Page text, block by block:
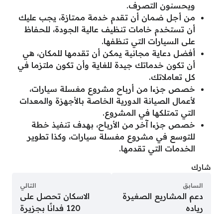
ويحسنون التصرف.
من أجل ضمان أن تقدم خدمة ممتازة، يجب عليك
أن تستخدم خامات تنظيف عالية الجودة، للحفاظ
على السيارات التي تنظفها.
أفضل دعاية مجانية يمكن أن تقدمها للمكان، هي
أن تكون خدماتك جيدة للغاية وأن تكون ملتزما في
كل تعاملاتك.
خصص جزءا من أرباح مشروع مغسلة سيارات،
لأعمال الصيانة الدورية الخاصة بالأجهزة والمعدات
التي تمتلكها في المشروع.
خصص جزءا آخر من الأرباح، بهدف تنفيذ خطة
للتوسع في مشروع مغسلة سيارات، وكذا تطوير
الخدمات التي تقدمها.
شارك
السابق
دعم المشاريع الصغيرة
رياده
التالي
الاسكان تحصل على
120 فدانًا بجزيرة